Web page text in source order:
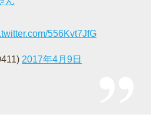
556Kvt7JfG
2017年4月9日